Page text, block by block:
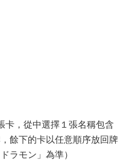
卡，從中選擇１張名稱包含
餘下的卡以任意順序放回牌
ラモン」為準）